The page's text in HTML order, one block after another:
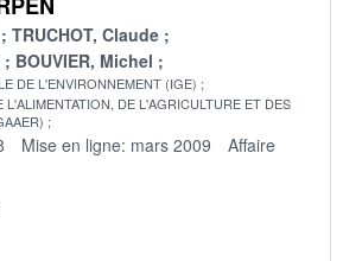
TRUCHOT, Claude
BOUVIER, Michel
DE L'ENVIRONNEMENT (IGE)
DE L'AGRICULTURE ET DES
Mise en ligne: mars 2009
Affaire